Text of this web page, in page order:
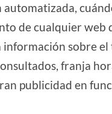
de cualquier web
información sobre
franja
publicidad en